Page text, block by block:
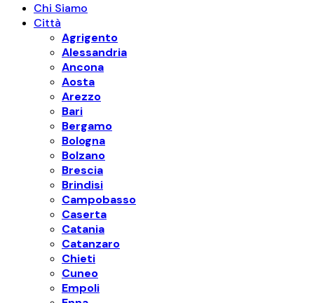
Chi Siamo
Città
Agrigento
Alessandria
Ancona
Aosta
Arezzo
Bari
Bergamo
Bologna
Bolzano
Brescia
Brindisi
Campobasso
Caserta
Catania
Catanzaro
Chieti
Cuneo
Empoli